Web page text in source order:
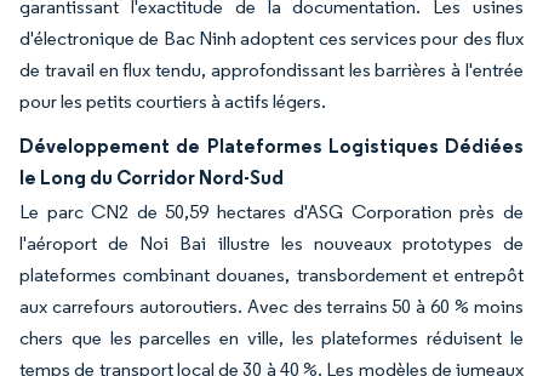
garantissant l'exactitude de la documentation. Les usines
d'électronique de Bac Ninh adoptent ces services pour des flux
de travail en flux tendu, approfondissant les barrières à l'entrée
pour les petits courtiers à actifs légers.
Développement de Plateformes Logistiques Dédiées
le Long du Corridor Nord-Sud
Le parc CN2 de 50,59 hectares d'ASG Corporation près de
l'aéroport de Noi Bai illustre les nouveaux prototypes de
plateformes combinant douanes, transbordement et entrepôt
aux carrefours autoroutiers. Avec des terrains 50 à 60 % moins
chers que les parcelles en ville, les plateformes réduisent le
temps de transport local de 30 à 40 %. Les modèles de jumeaux